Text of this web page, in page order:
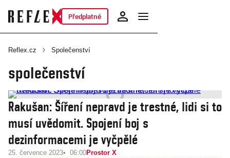
Předplatné
Reflex.cz Společenství
společenství
Rakušan: Šíření nepravd je trestné, lidi si to
musí uvědomit. Spojení boj s
dezinformacemi je vyčpělé
25. července 2023 06:00Prostor X